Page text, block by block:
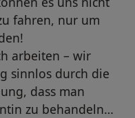
fahren, nur um
arbeiten – wir
sinnlos durch die
dass man
zu behandeln…